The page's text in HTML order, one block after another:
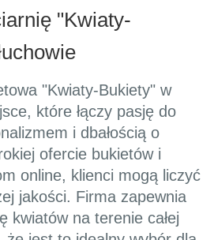
"Kwiaty-
"Kwiaty-Bukiety" w
które łączy pasję do
i dbałością o
ofercie bukietów i
online, klienci mogą liczyć
jakości. Firma zapewnia
kwiatów na terenie całej